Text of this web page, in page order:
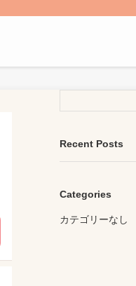
Recent Posts
Categories
カテゴリーなし